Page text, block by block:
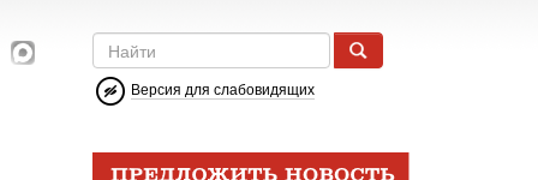
Версия для слабовидящих